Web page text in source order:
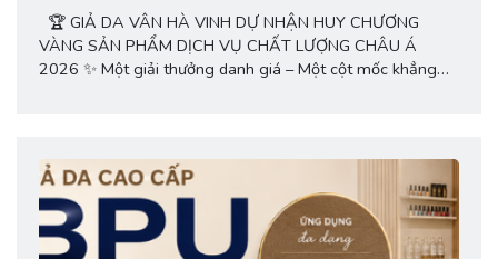
🏆 GIẢ DA VÂN HÀ VINH DỰ NHẬN HUY CHƯƠNG
VÀNG SẢN PHẨM DỊCH VỤ CHẤT LƯỢNG CHÂU Á
2026 ✨ Một giải thưởng danh giá – Một cột mốc khẳng